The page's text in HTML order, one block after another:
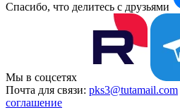
Спасибо, что делитесь с друзьями
Мы в соцсетях
Почта для связи: pks3@tutamail.com
соглашение